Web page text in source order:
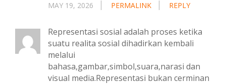
MAY 19, 2026
PERMALINK REPLY
Representasi sosial adalah proses ketika
suatu realita sosial dihadirkan kembali
melalui
bahasa,gambar,simbol,suara,narasi dan
visual media.Representasi bukan cerminan